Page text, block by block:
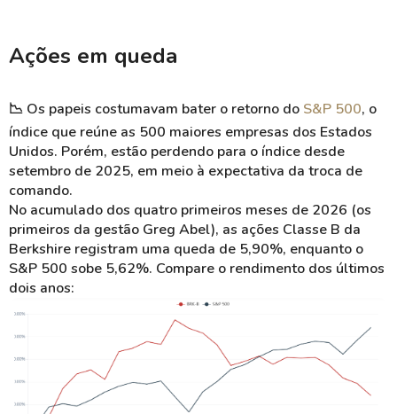
Ações em queda
📉 Os papeis costumavam bater o retorno do S&P 500, o
índice que reúne as 500 maiores empresas dos Estados
Unidos. Porém, estão perdendo para o índice desde
setembro de 2025, em meio à expectativa da troca de
comando.
No acumulado dos quatro primeiros meses de 2026 (os
primeiros da gestão Greg Abel), as ações Classe B da
Berkshire registram uma queda de 5,90%, enquanto o
S&P 500 sobe 5,62%. Compare o rendimento dos últimos
dois anos: